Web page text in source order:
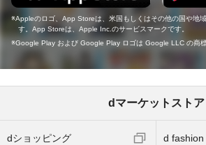
Appleのロゴ、App Storeは、米国もしくはその他の国や地
す。App Storeは、Apple Inc.のサービスマークです。
Google Play および Google Play ロゴは Google LLC の商標
dマーケットストア
dショッピング d fashion